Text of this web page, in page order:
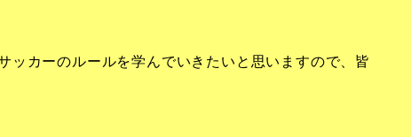
ッカーのルールを学んでいきたいと思いますので、皆